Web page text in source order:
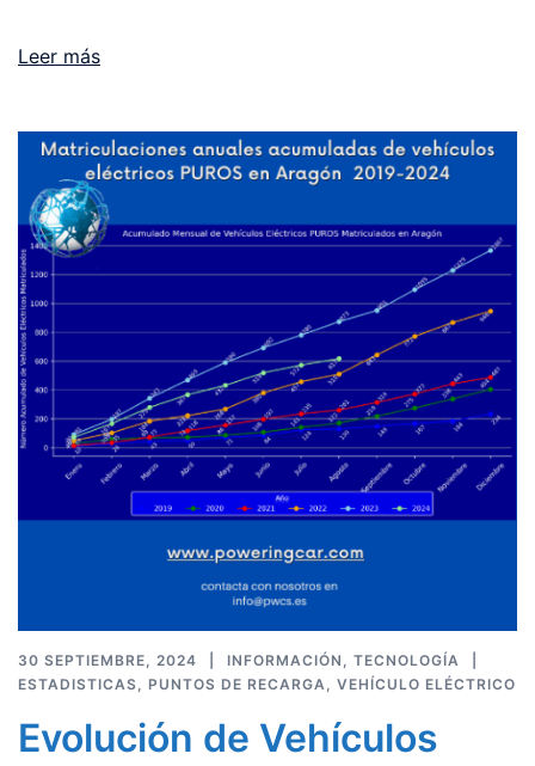
Leer más
30 SEPTIEMBRE, 2024 INFORMACIÓN
TECNOLOGÍA
ESTADISTICAS
PUNTOS DE RECARGA VEHÍCULO ELÉCTRICO
Evolución de Vehículos